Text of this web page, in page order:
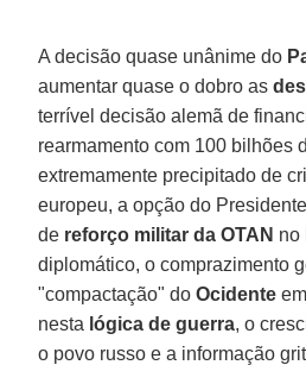
A decisão quase unânime do
aumentar quase o dobro as
terrível decisão alemã de
rearmamento com 100 bilhões
extremamente precipitado de
europeu, a opção do
de reforço militar da OTAN no
diplomático, o comprazimento
"compactação" doOcidente
nesta lógica de guerra, o
o povo russo e a informação